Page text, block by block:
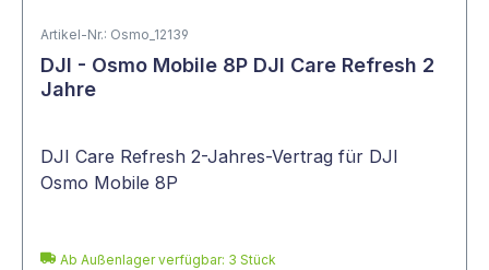
Artikel-Nr.: Osmo_12139
DJI - Osmo Mobile 8P DJI Care Refresh 2
Jahre
DJI Care Refresh 2-Jahres-Vertrag für DJI
Osmo Mobile 8P
Ab Außenlager verfügbar: 3 Stück